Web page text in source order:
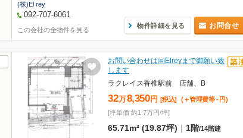
(株)El rey
092-707-6061
この会社の全物件を見る
物件詳細を見る お問合せ
お問い合わせは㈱Elreyまで御願い致
します
ラクレイス香椎駅前 店舗、B
32万8,350 円 [税込] (＋管理費等 - 円)
[坪単価 約1.7万円/坪]
65.71m² (19.87坪) | 1階/14階建